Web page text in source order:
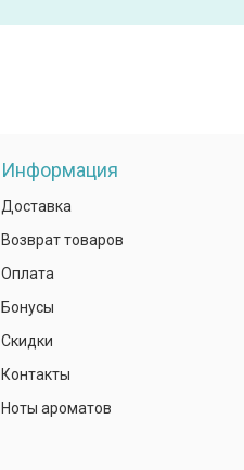
Информация
Доставка
Возврат товаров
Оплата
Бонусы
Скидки
Контакты
Ноты ароматов